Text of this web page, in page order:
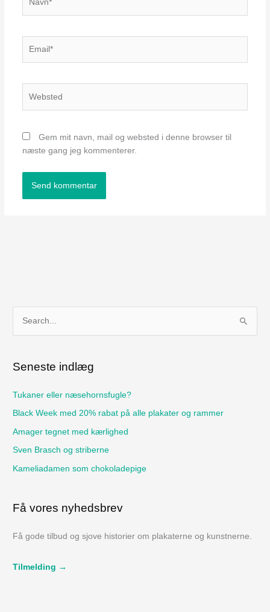
Gem mit navn, mail og websted i denne browser til
næste gang jeg kommenterer.
e
r
:
Seneste indlæg
Tukaner eller næsehornsfugle?
Black Week med 20% rabat på alle plakater og rammer
Amager tegnet med kærlighed
Sven Brasch og striberne
Kameliadamen som chokoladepige
Få vores nyhedsbrev
Få gode tilbud og sjove historier om plakaterne og kunstnerne.
Tilmelding →